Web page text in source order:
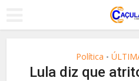
Política •
Lula diz que